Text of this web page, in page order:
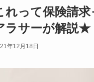
れって保険請
ラサーが解説★
年12月18日